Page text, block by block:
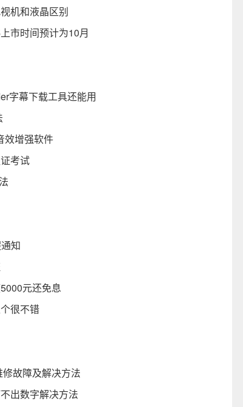
机和液晶区别
市时间预计为10月
字幕下载工具还能用
效增强软件
考试
知
元还免息
很不错
故障及解决方法
出数字解决方法